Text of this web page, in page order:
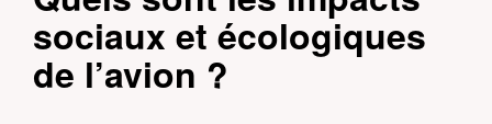
sociaux et écologiques
de l’avion ?